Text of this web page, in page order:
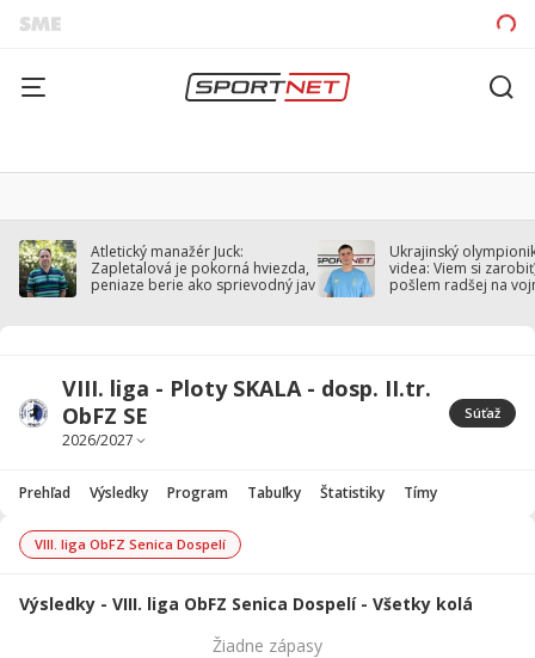
Atletický manažér Juck:
Zapletalová je pokorná hviezda,
peniaze berie ako sprievodný jav
Ukrajinský
videa: Viem si
pošlem radšej na
VIII. liga - Ploty SKALA - dosp. II.tr.
ObFZ SE
Súťaž
Prehľad Výsledky Program Tabuľky Štatistiky Tímy
VIII. liga ObFZ Senica Dospelí
Výsledky - VIII. liga ObFZ Senica Dospelí - Všetky kolá
Žiadne zápasy